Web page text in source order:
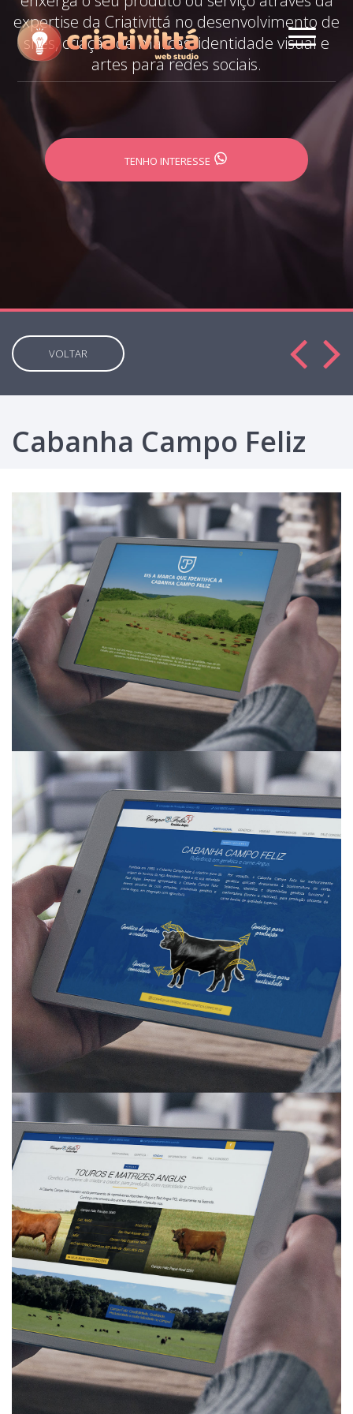
expertise da Criativittá no desenvolvimento de
sites, criação de marcas, identidade visual e
artes para redes sociais.
TENHO INTERESSE
VOLTAR
Cabanha Campo Feliz